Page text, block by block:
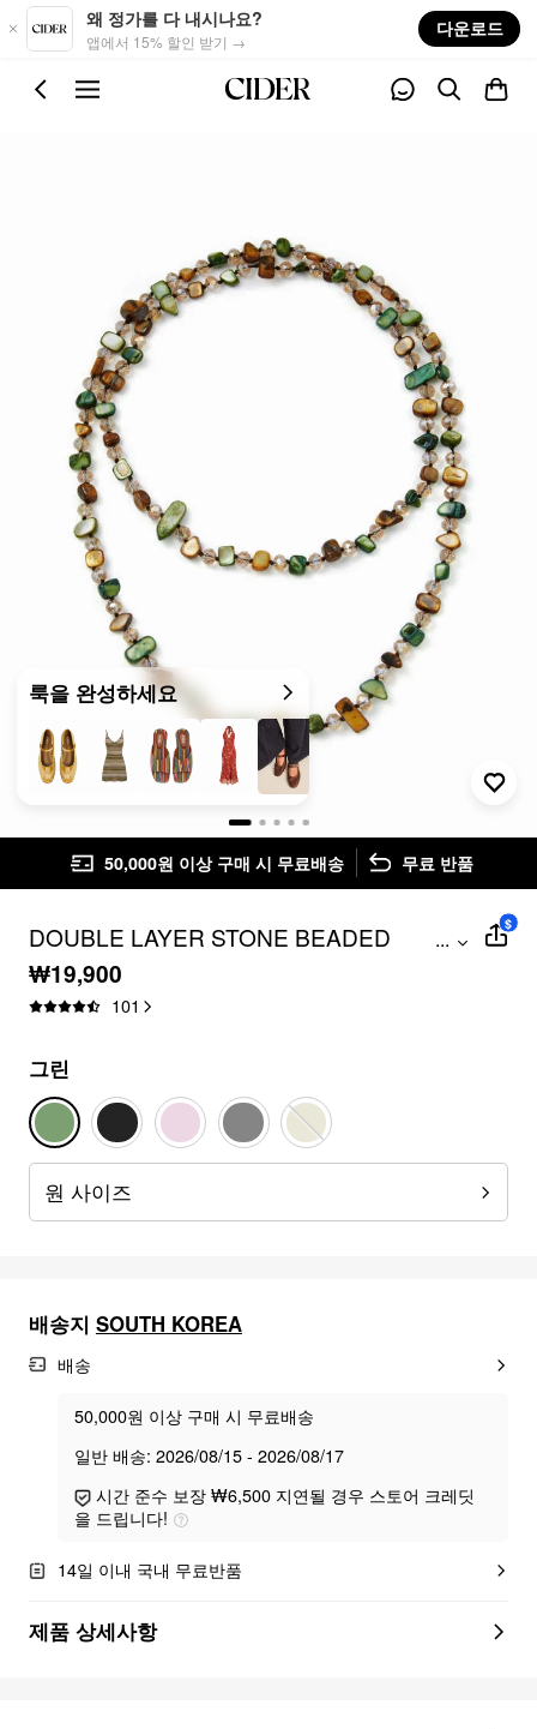
Skip to main content
왜 정가를 다 내시나요?
앱에서 15% 할인 받기 →
다운로드
룩을 완성하세요
50,000원 이상 구매 시 무료배송 무료 반품
DOUBLE LAYER STONE BEADED
NECKLACE
...
₩19,900
101
$
그린
원 사이즈
배송지 SOUTH KOREA
배송
50,000원 이상 구매 시 무료배송
일반 배송: 2026/08/15 - 2026/08/17
시간 준수 보장 ₩6,500 지연될 경우 스토어 크레딧
을 드립니다!
14일 이내 국내 무료반품
제품 상세사항